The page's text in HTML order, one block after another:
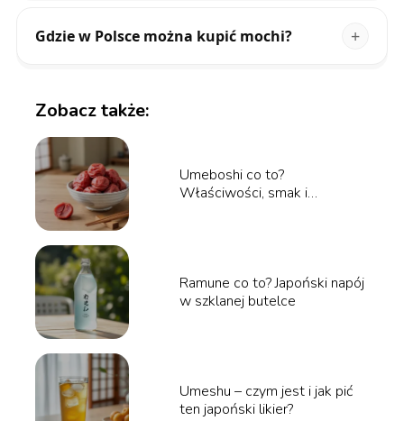
Gdzie w Polsce można kupić mochi?
Zobacz także:
Umeboshi co to?
Właściwości, smak i
Ramune co to? Japoński napój
w szklanej butelce
Umeshu – czym jest i jak pić
ten japoński likier?